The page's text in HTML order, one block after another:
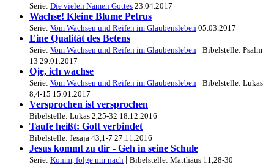
Serie: Die vielen Namen Gottes 23.04.2017
Wachse! Kleine Blume Petrus
Serie: Vom Wachsen und Reifen im Glaubensleben 05.03.2017
Eine Qualität des Betens
Serie: Vom Wachsen und Reifen im Glaubensleben | Bibelstelle: Psalm
13 29.01.2017
Oje, ich wachse
Serie: Vom Wachsen und Reifen im Glaubensleben | Bibelstelle: Lukas
8,4-15 15.01.2017
Versprochen ist versprochen
Bibelstelle: Lukas 2,25-32 18.12.2016
Taufe heißt: Gott verbindet
Bibelstelle: Jesaja 43,1-7 27.11.2016
Jesus kommt zu dir - Geh in seine Schule
Serie: Komm, folge mir nach | Bibelstelle: Matthäus 11,28-30